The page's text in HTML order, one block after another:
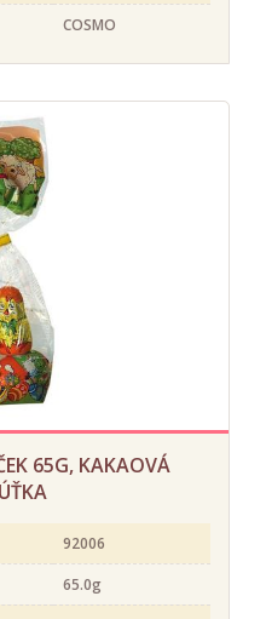
COSMO
65G, KAKAOVÁ
92006
65.0g